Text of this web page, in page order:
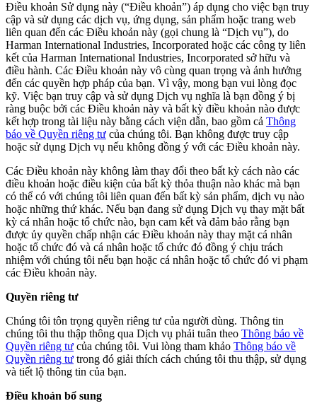
Điều khoản Sử dụng này (“Điều khoản”) áp dụng cho việc bạn truy
cập và sử dụng các dịch vụ, ứng dụng, sản phẩm hoặc trang web
liên quan đến các Điều khoản này (gọi chung là “Dịch vụ”), do
Harman International Industries, Incorporated hoặc các công ty liên
kết của Harman International Industries, Incorporated sở hữu và
điều hành. Các Điều khoản này vô cùng quan trọng và ảnh hưởng
đến các quyền hợp pháp của bạn. Vì vậy, mong bạn vui lòng đọc
kỹ. Việc bạn truy cập và sử dụng Dịch vụ nghĩa là bạn đồng ý bị
ràng buộc bởi các Điều khoản này và bất kỳ điều khoản nào được
kết hợp trong tài liệu này bằng cách viện dẫn, bao gồm cả Thông
báo về Quyền riêng tư của chúng tôi. Bạn không được truy cập
hoặc sử dụng Dịch vụ nếu không đồng ý với các Điều khoản này.
Các Điều khoản này không làm thay đổi theo bất kỳ cách nào các
điều khoản hoặc điều kiện của bất kỳ thỏa thuận nào khác mà bạn
có thể có với chúng tôi liên quan đến bất kỳ sản phẩm, dịch vụ nào
hoặc những thứ khác. Nếu bạn đang sử dụng Dịch vụ thay mặt bất
kỳ cá nhân hoặc tổ chức nào, bạn cam kết và đảm bảo rằng bạn
được ủy quyền chấp nhận các Điều khoản này thay mặt cá nhân
hoặc tổ chức đó và cá nhân hoặc tổ chức đó đồng ý chịu trách
nhiệm với chúng tôi nếu bạn hoặc cá nhân hoặc tổ chức đó vi phạm
các Điều khoản này.
Quyền riêng tư
Chúng tôi tôn trọng quyền riêng tư của người dùng. Thông tin
chúng tôi thu thập thông qua Dịch vụ phải tuân theo Thông báo về
Quyền riêng tư của chúng tôi. Vui lòng tham khảo Thông báo về
Quyền riêng tư trong đó giải thích cách chúng tôi thu thập, sử dụng
và tiết lộ thông tin của bạn.
Điều khoản bổ sung